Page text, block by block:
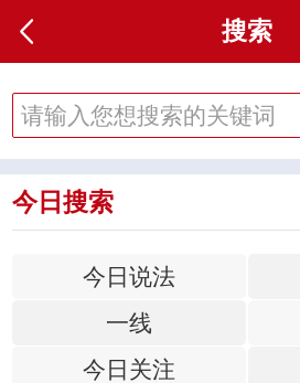
搜索
今日搜索
今日说法
一线
今日关注